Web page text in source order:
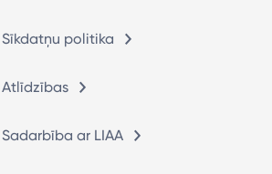
Sīkdatņu politika
Atlīdzības
Sadarbība ar LIAA